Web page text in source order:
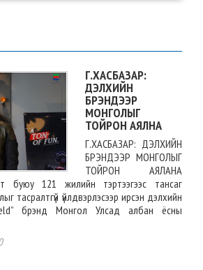
Г.ХАСБАЗАР:
ДЭЛХИЙН
БРЭНДЭЭР
МОНГОЛЫГ
ТОЙРОН АЯЛНА
Г.ХАСБАЗАР: ДЭЛХИЙН
БРЭНДЭЭР МОНГОЛЫГ
ТОЙРОН АЯЛАНА
буюу 121 жилийн тэртээгээс тансаг
тасралтгүй үйлдвэрлэсээр ирсэн дэлхийн
брэнд Монгол Улсад албан ёсны